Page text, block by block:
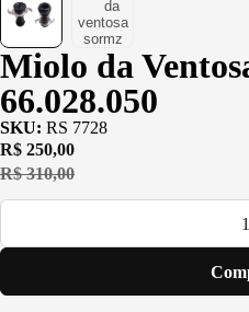
Miolo da
66.028.050
SKU: RS 7728
R$ 250,00
R$310,00